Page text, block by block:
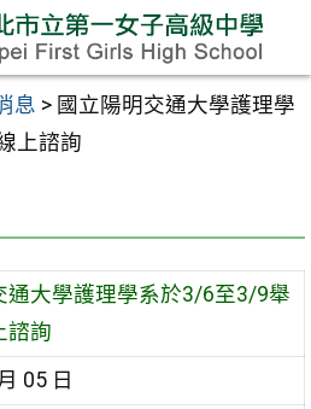
息 > 國立陽明交通大學護理學
上諮詢
通大學護理學系於3/6至3/9舉
諮詢
05 日